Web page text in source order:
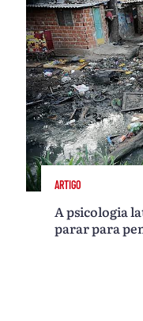
ARTIGO
A psicologia
parar para